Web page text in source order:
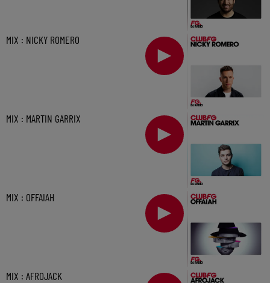
MIX : NICKY ROMERO
MIX : MARTIN GARRIX
MIX : OFFAIAH
MIX : AFROJACK